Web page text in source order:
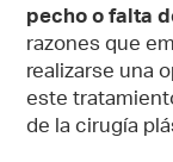
pecho o falta
razones que
realizarse una
este
de la cirugía